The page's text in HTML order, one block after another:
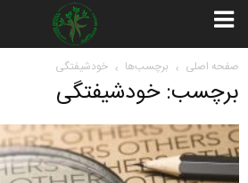
صفحه اصلی برچسب‌ها خودشیفتگی
برچسب: خودشیفتگی